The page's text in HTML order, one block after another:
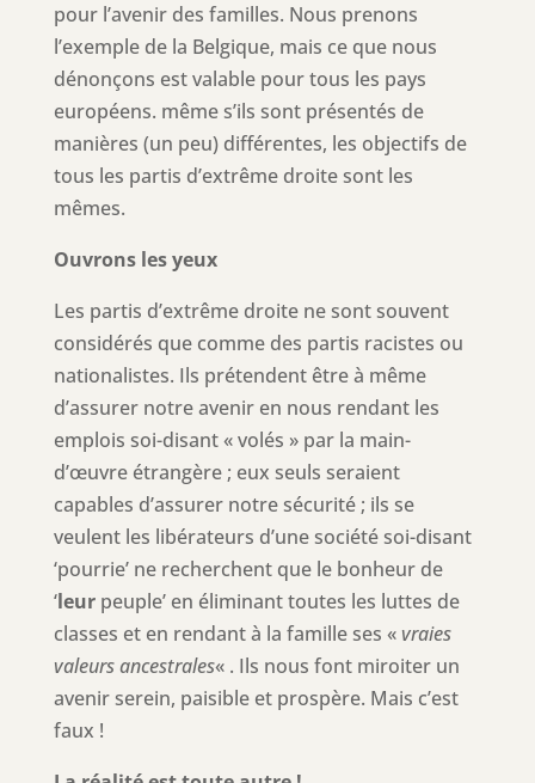
pour l’avenir des familles. Nous prenons
l’exemple de la Belgique, mais ce que nous
dénonçons est valable pour tous les pays
européens. même s’ils sont présentés de
manières (un peu) différentes, les objectifs de
tous les partis d’extrême droite sont les
mêmes.
Ouvrons les yeux
Les partis d’extrême droite ne sont souvent
considérés que comme des partis racistes ou
nationalistes. Ils prétendent être à même
d’assurer notre avenir en nous rendant les
emplois soi-disant « volés » par la main-
d’œuvre étrangère ; eux seuls seraient
capables d’assurer notre sécurité ; ils se
veulent les libérateurs d’une société soi-disant
‘pourrie’ ne recherchent que le bonheur de
‘leurpeuple’ en éliminant toutes les luttes de
classes et en rendant à la famille ses «vraies
valeurs ancestrales« . Ils nous font miroiter un
avenir serein, paisible et prospère. Mais c’est
faux !